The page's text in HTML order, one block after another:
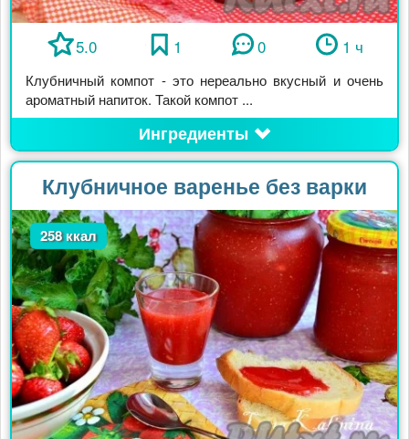
5.0 1 0 1 ч
Клубничный компот - это нереально вкусный и очень
ароматный напиток. Такой компот ...
Ингредиенты
Клубничное варенье без варки
258 ккал